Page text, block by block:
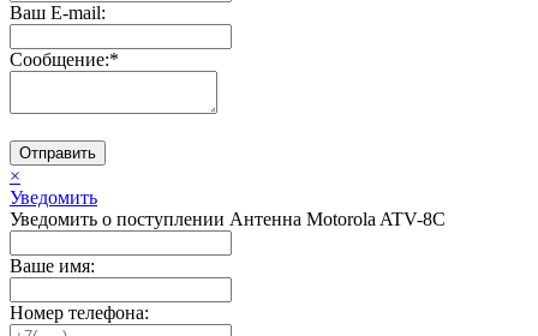
Ваш E-mail:
Сообщение:*
Отправить
×
Уведомить
Уведомить о поступлении Антенна Motorola ATV-8C
Ваше имя:
Номер телефона: